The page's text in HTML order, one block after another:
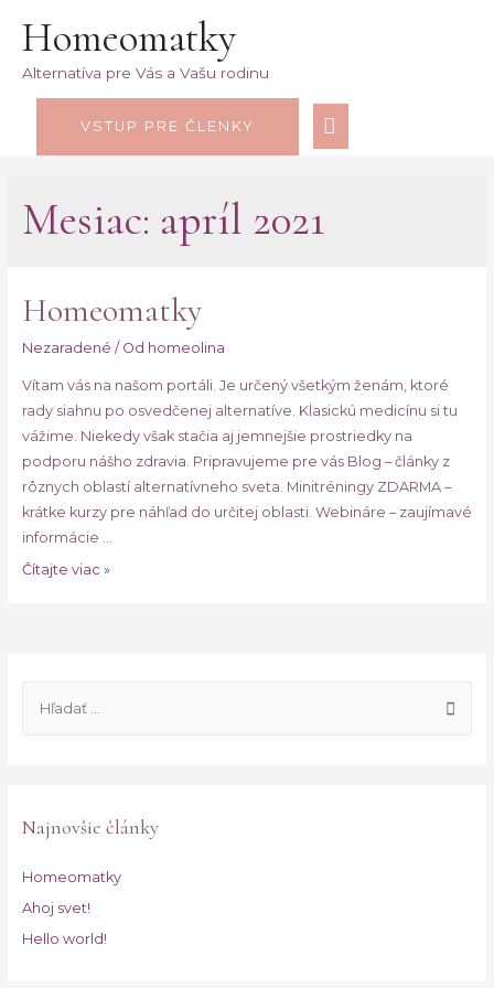
Homeomatky
Alternatíva pre Vás a Vašu rodinu
HLAVNÉ
VSTUP PRE ČLENKY
Mesiac: apríl 2021
Homeomatky
Nezaradené / Od homeolina
Vítam vás na našom portáli. Je určený všetkým ženám, ktoré
rady siahnu po osvedčenej alternatíve. Klasickú medicínu si tu
vážime. Niekedy však stačia aj jemnejšie prostriedky na
podporu nášho zdravia. Pripravujeme pre vás Blog – články z
rôznych oblastí alternatívneho sveta. Minitréningy ZDARMA –
krátke kurzy pre náhľad do určitej oblasti. Webináre – zaujímavé
informácie …
Homeomatky
Čítajte viac »
ťNajnovšie články
Homeomatky
Ahoj svet!
Hello world!